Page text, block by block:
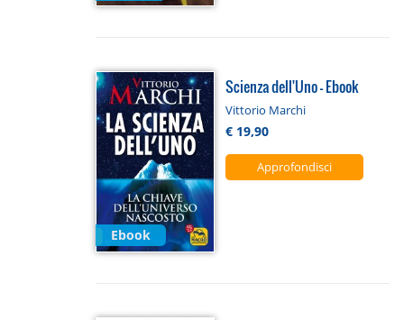
Ebook
Scienza dell'Uno - Ebook
Vittorio Marchi
€ 19,90
Approfondisci